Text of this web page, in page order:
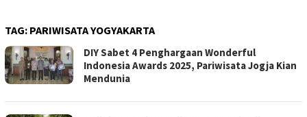
TAG: PARIWISATA YOGYAKARTA
DIY Sabet 4 Penghargaan Wonderful
Indonesia Awards 2025, Pariwisata Jogja Kian
Mendunia